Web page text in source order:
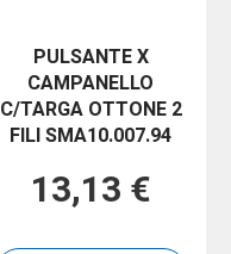
PULSANTE X
CAMPANELLO
C/TARGA OTTONE 2
FILI SMA10.007.94
13,13 €